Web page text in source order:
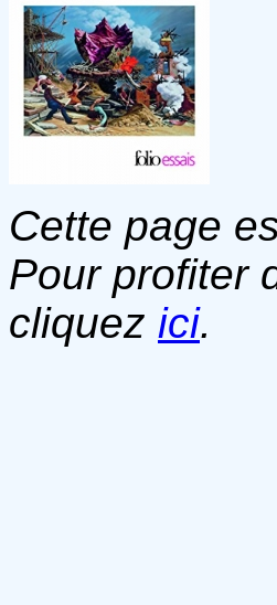
Cette page
Pour profiter
cliquez ici.